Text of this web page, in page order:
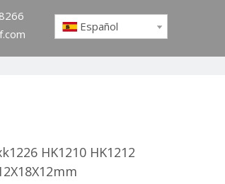
Español
HK1210 HK1212